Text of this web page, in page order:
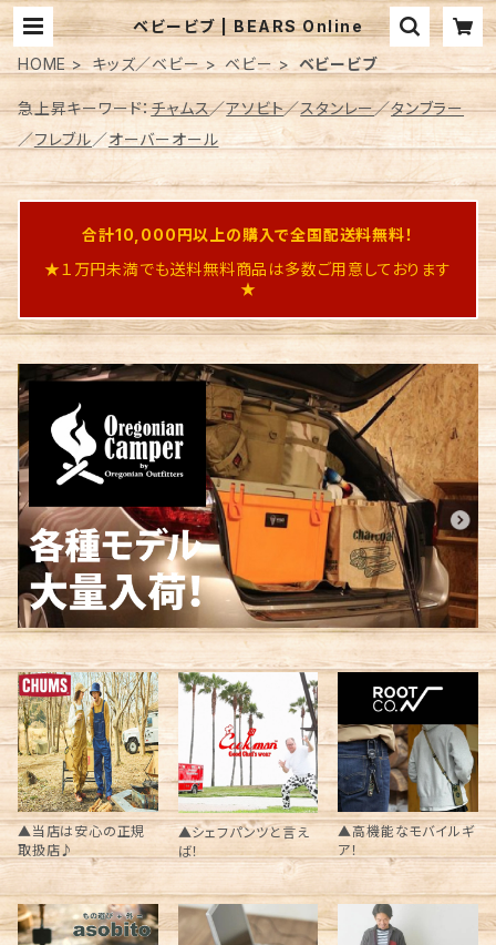
ベビービブ | BEARS Online
HOME
キッズ／ベビー ベビー ベビービブ
急上昇キーワード：チャムス／アソビト／スタンレー／タンブラー
／フレブル／オーバーオール
合計10,000円以上の購入で全国配送料無料！
★１万円未満でも送料無料商品は多数ご用意しております
★
▲当店は安心の正規
取扱店♪
▲シェフパンツと言え
ば！
▲高機能なモバイルギ
ア！